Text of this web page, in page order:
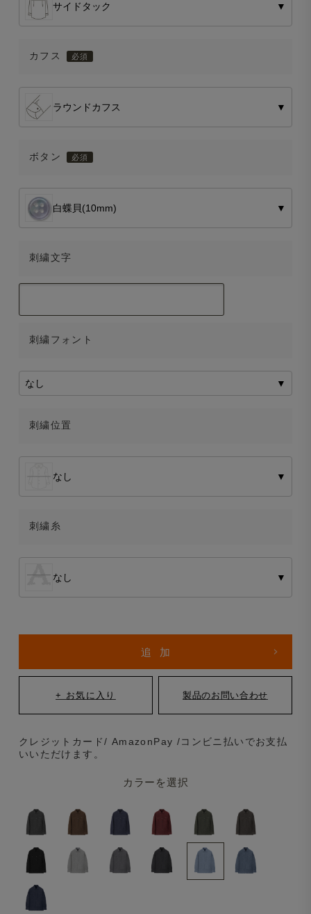
サイドタック ▼
カフス
ラウンドカフス ▼
ボタン
白蝶貝(10mm) ▼
刺繍文字
刺繍フォント
なし ▼
刺繍位置
なし ▼
刺繍糸
なし ▼
カラーを選択
クレジットカード/ AmazonPay /コンビニ払いでお支払
いいただけます。